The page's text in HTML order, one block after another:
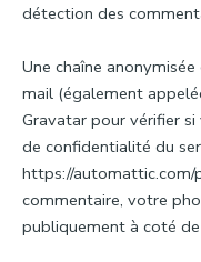
détection des
Une chaîne
mail (également
Gravatar pour vérifier si
de confidentialité du
https://automattic.com/
commentaire, votre
publiquement à coté